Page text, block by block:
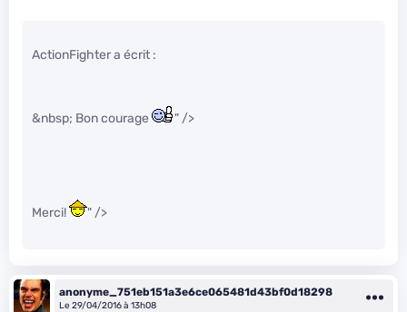
ActionFighter a écrit :
&nbsp; Bon courage " />
Merci! " />
anonyme_751eb151a3e6ce065481d43bf0d18298
Le 29/04/2016 à 13h08